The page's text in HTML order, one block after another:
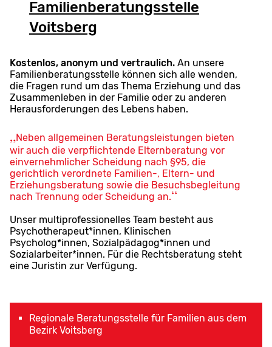
Familienberatungsstelle
Voitsberg
Kostenlos, anonym und vertraulich. An unsere
Familienberatungsstelle können sich alle wenden,
die Fragen rund um das Thema Erziehung und das
Zusammenleben in der Familie oder zu anderen
Herausforderungen des Lebens haben.
Neben allgemeinen Beratungsleistungen bieten
wir auch die verpflichtende Elternberatung vor
einvernehmlicher Scheidung nach §95, die
gerichtlich verordnete Familien-, Eltern- und
Erziehungsberatung sowie die Besuchsbegleitung
nach Trennung oder Scheidung an.
Unser multiprofessionelles Team besteht aus
Psychotherapeut*innen, Klinischen
Psycholog*innen, Sozialpädagog*innen und
Sozialarbeiter*innen. Für die Rechtsberatung steht
eine Juristin zur Verfügung.
Regionale Beratungsstelle für Familien aus dem
Bezirk Voitsberg